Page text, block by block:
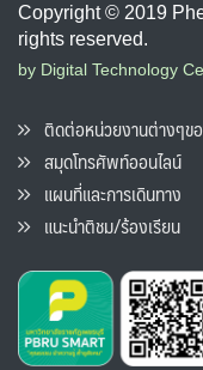
Copyright © 2019
rights reserved.
by Digital Technology
ติดต่อหน่วยงานต่างๆข
สมุดโทรศัพท์ออนไลน์
แผนที่และการเดินทาง
แนะนำติชม/ร้องเรียน